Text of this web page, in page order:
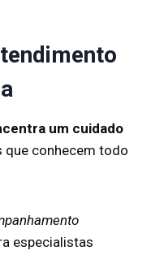
um cuidado
que conhecem todo
especialistas